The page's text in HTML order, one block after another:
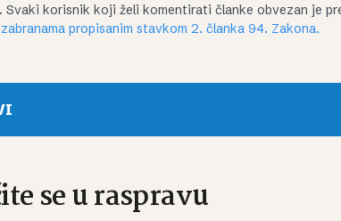
Svaki korisnik koji želi komentirati članke obvezan je
zabranama propisanim stavkom 2. članka 94. Zakona.
se u raspravu